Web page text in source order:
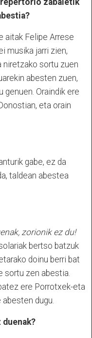
zabaletik
aitak Felipe Arrese
musika jarri zien,
niretzako sortu zuen
abesten zuen,
genuen. Oraindik ere
eta orain
gabe, ez da
taldean abestea
zorionik ez du!
bertso batzuk
doinu berri bat
sortu zen abestia.
ere Porrotxek-eta
dugu.